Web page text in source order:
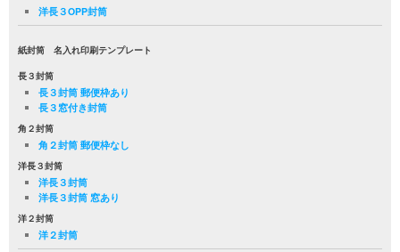
洋長３OPP封筒
紙封筒 名入れ印刷テンプレート
長３封筒
長３封筒 郵便枠あり
長３窓付き封筒
角２封筒
角２封筒 郵便枠なし
洋長３封筒
洋長３封筒
洋長３封筒 窓あり
洋２封筒
洋２封筒